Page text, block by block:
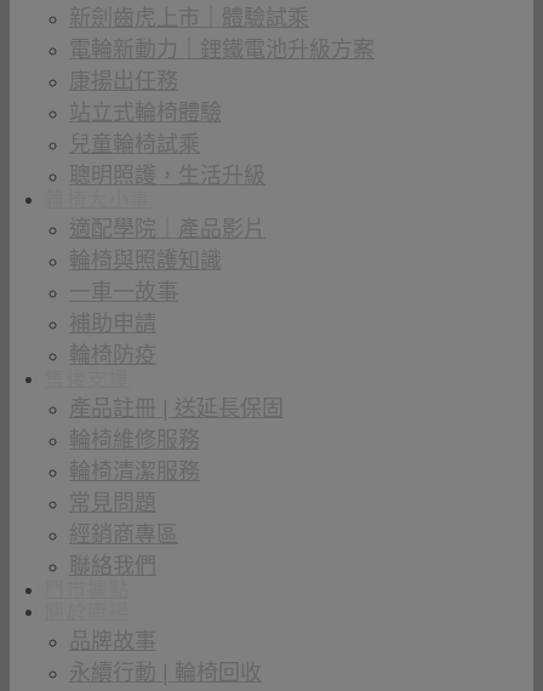
新劍齒虎上市｜體驗試乘
電輪新動力｜鋰鐵電池升級方案
康揚出任務
站立式輪椅體驗
兒童輪椅試乘
聰明照護，生活升級
適配學院｜產品影片
輪椅與照護知識
一車一故事
補助申請
輪椅防疫
產品註冊 | 送延長保固
輪椅維修服務
輪椅清潔服務
常見問題
經銷商專區
聯絡我們
品牌故事
永續行動 | 輪椅回收